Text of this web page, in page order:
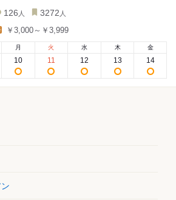
126 人 3272 人
￥3,000～￥3,999
月
10
火
11
水
12
木
13
金
14